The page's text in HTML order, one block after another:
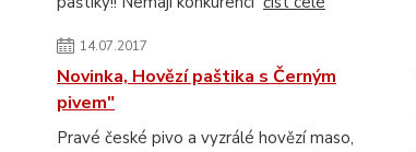
14.07.2017
Novinka, Hovězí paštika s Černým
pivem"
Pravé české pivo a vyzrálé hovězí maso,